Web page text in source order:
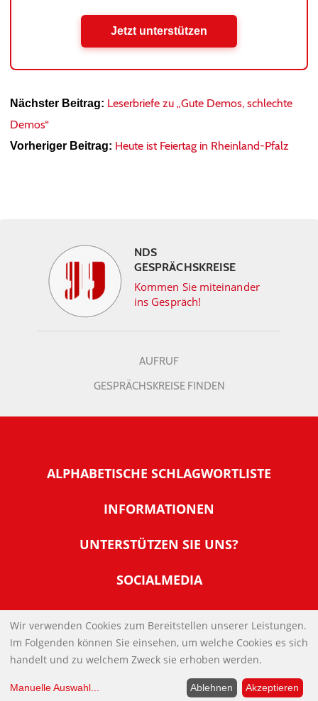
Jetzt unterstützen
Nächster Beitrag: Leserbriefe zu „Gute Demos, schlechte
Demos“
Vorheriger Beitrag: Heute ist Feiertag in Rheinland-Pfalz
NDS
GESPRÄCHSKREISE
Kommen Sie miteinander
ins Gespräch!
AUFRUF
GESPRÄCHSKREISE FINDEN
ALPHABETISCHE SCHLAGWORTLISTE
INFORMATIONEN
Warum NachDenkSeiten
Tipps zur Nutzung der NachDenkSeiten
Banner und E-Mail-Signaturen
Links
Kontakt
Impressum
UNTERSTÜTZEN SIE UNS?
Werden Sie Fördermitglied
Spenden Sie Online
SOCIALMEDIA
IMPRESSUM
DATENSCHUTZERKLÄRUNG
Wir verwenden Cookies zum Bereitstellen unserer Leistungen.
Im Folgenden können Sie einsehen, um welche Cookies es sich
handelt und zu welchem Zweck sie erhoben werden.
Manuelle Auswahl... Ablehnen Akzeptieren